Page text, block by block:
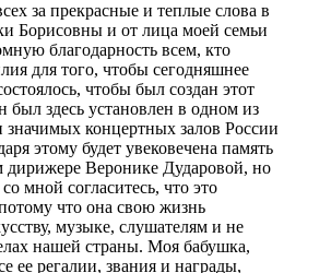
за прекрасные и теплые слова в
Борисовны и от лица моей семьи
благодарность всем, кто
для того, чтобы сегодняшнее
чтобы был создан этот
был здесь установлен в одном из
концертных залов России
этому будет увековечена память
дирижере Веронике Дударовой, но
мной согласитесь, что это
что она свою жизнь
музыке, слушателям и не
нашей страны. Моя бабушка,
ее регалии, звания и награды,